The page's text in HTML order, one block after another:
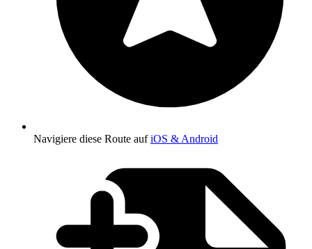
Navigiere diese Route aufiOS & Android